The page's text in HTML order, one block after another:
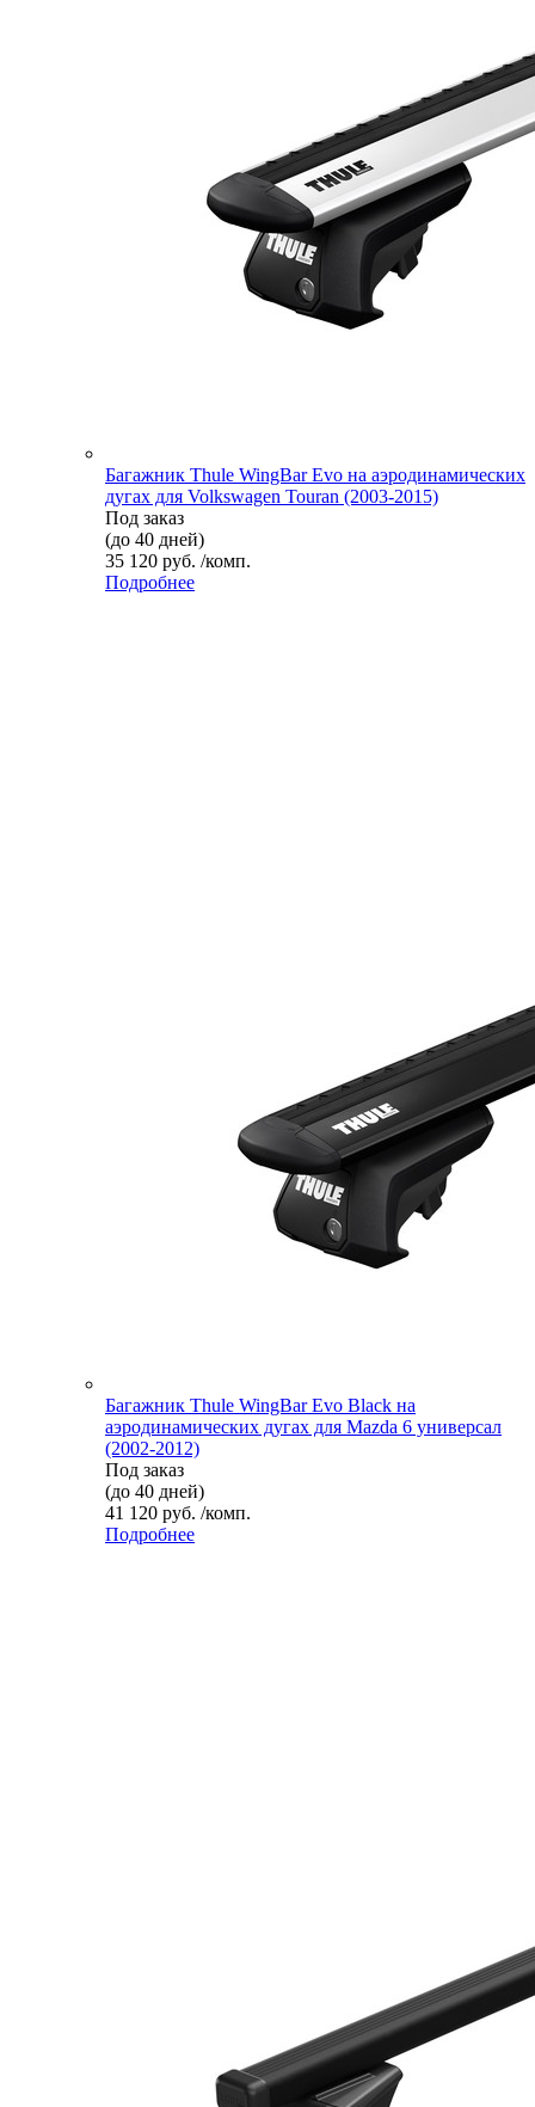
Багажник Thule WingBar Evo на аэродинамических
дугах для Volkswagen Touran (2003-2015)
Под заказ
(до 40 дней)
35 120 руб. /комп.
Подробнее
Багажник Thule WingBar Evo Black на
аэродинамических дугах для Mazda 6 универсал
(2002-2012)
Под заказ
(до 40 дней)
41 120 руб. /комп.
Подробнее